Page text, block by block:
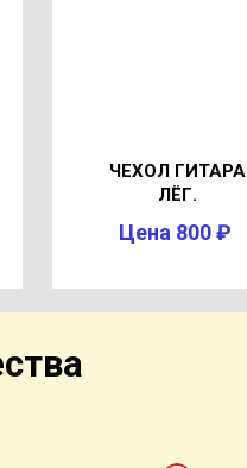
ЧЕХОЛ ГИТАРА
ЛЁГ.
Цена 800 ₽